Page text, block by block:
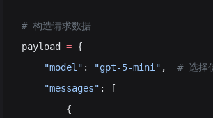
# 构造请求数据
payload = {
    "model"
: "gpt-5-mini" , # 选择
    "messages"
: [
        {